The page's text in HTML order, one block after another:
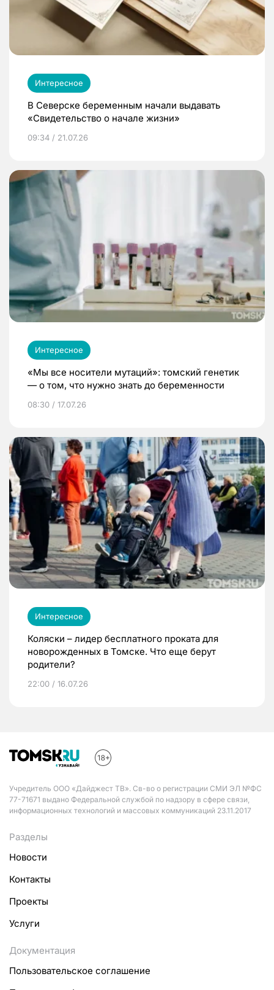
Интересное
В Северске беременным начали выдавать
«Свидетельство о начале жизни»
09:34 / 21.07.26
Интересное
«Мы все носители мутаций»: томский генетик
— о том, что нужно знать до беременности
08:30 / 17.07.26
Интересное
Коляски – лидер бесплатного проката для
новорожденных в Томске. Что еще берут
родители?
22:00 / 16.07.26
Учредитель ООО «Дайджест ТВ». Св-во о регистрации СМИ ЭЛ №ФС
77-71671 выдано Федеральной службой по надзору в сфере связи,
информационных технологий и массовых коммуникаций 23.11.2017
Разделы
Новости
Контакты
Проекты
Услуги
Документация
Пользовательское соглашение